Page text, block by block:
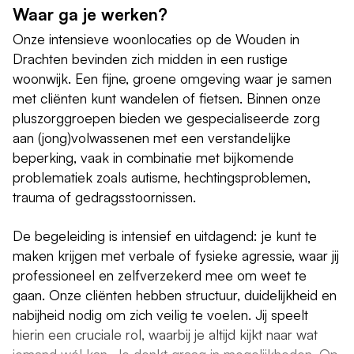
Waar ga je werken?
Onze intensieve woonlocaties op de Wouden in
Drachten bevinden zich midden in een rustige
woonwijk. Een fijne, groene omgeving waar je samen
met cliënten kunt wandelen of fietsen. Binnen onze
pluszorggroepen bieden we gespecialiseerde zorg
aan (jong)volwassenen met een verstandelijke
beperking, vaak in combinatie met bijkomende
problematiek zoals autisme, hechtingsproblemen,
trauma of gedragsstoornissen.
De begeleiding is intensief en uitdagend: je kunt te
maken krijgen met verbale of fysieke agressie, waar jij
professioneel en zelfverzekerd mee om weet te
gaan. Onze cliënten hebben structuur, duidelijkheid en
nabijheid nodig om zich veilig te voelen. Jij speelt
hierin een cruciale rol, waarbij je altijd kijkt naar wat